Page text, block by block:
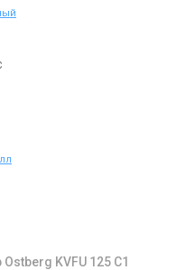
грн
KVFU 125 C1